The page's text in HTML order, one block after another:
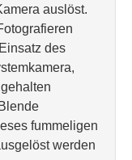
auslöst.
des
fummeligen
werden